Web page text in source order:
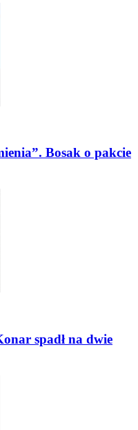
Bosak o pakcie
spadł na dwie